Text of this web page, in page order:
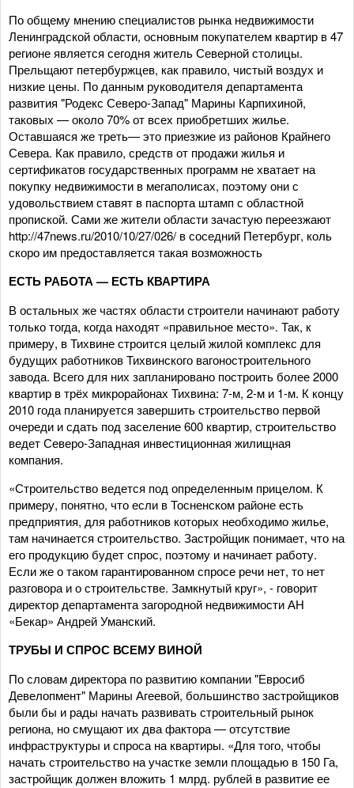
По общему мнению специалистов рынка недвижимости
Ленинградской области, основным покупателем квартир в 47
регионе является сегодня житель Северной столицы.
Прельщают петербуржцев, как правило, чистый воздух и
низкие цены. По данным руководителя департамента
развития "Родекс Северо-Запад" Марины Карпихиной,
таковых — около 70% от всех приобретших жилье.
Оставшаяся же треть— это приезжие из районов Крайнего
Севера. Как правило, средств от продажи жилья и
сертификатов государственных программ не хватает на
покупку недвижимости в мегаполисах, поэтому они с
удовольствием ставят в паспорта штамп с областной
пропиской. Сами же жители области зачастую переезжают
http://47news.ru/2010/10/27/026/ в соседний Петербург, коль
скоро им предоставляется такая возможность
ЕСТЬ РАБОТА — ЕСТЬ КВАРТИРА
В остальных же частях области строители начинают работу
только тогда, когда находят «правильное место». Так, к
примеру, в Тихвине строится целый жилой комплекс для
будущих работников Тихвинского вагоностроительного
завода. Всего для них запланировано построить более 2000
квартир в трёх микрорайонах Тихвина: 7-м, 2-м и 1-м. К концу
2010 года планируется завершить строительство первой
очереди и сдать под заселение 600 квартир, строительство
ведет Северо-Западная инвестиционная жилищная
компания.
«Строительство ведется под определенным прицелом. К
примеру, понятно, что если в Тосненском районе есть
предприятия, для работников которых необходимо жилье,
там начинается строительство. Застройщик понимает, что на
его продукцию будет спрос, поэтому и начинает работу.
Если же о таком гарантированном спросе речи нет, то нет
разговора и о строительстве. Замкнутый круг», - говорит
директор департамента загородной недвижимости АН
«Бекар» Андрей Уманский.
ТРУБЫ И СПРОС ВСЕМУ ВИНОЙ
По словам директора по развитию компании "Евросиб
Девелопмент" Марины Агеевой, большинство застройщиков
были бы и рады начать развивать строительный рынок
региона, но смущают их два фактора — отсутствие
инфраструктуры и спроса на квартиры. «Для того, чтобы
начать строительство на участке земли площадью в 150 Га,
застройщик должен вложить 1 млрд. рублей в развитие ее